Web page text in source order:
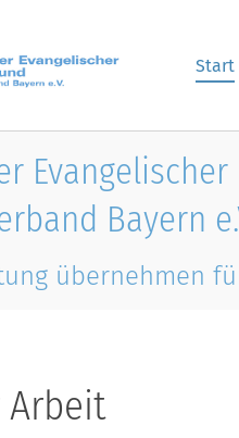
Start
Bayern
übernehmen
Arbeit